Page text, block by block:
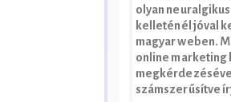
olyan
kelleténél jóval
magyar weben.
online
számszerűsítve